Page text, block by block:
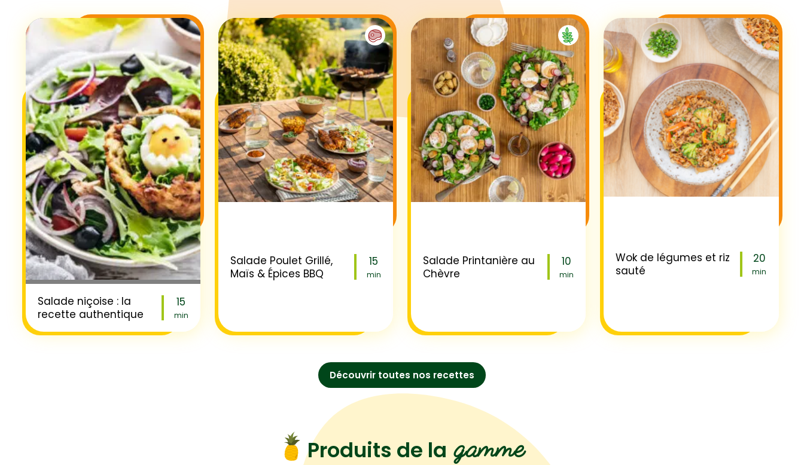
Salade niçoise : la
recette authentique
15
min
Salade Poulet Grillé,
Maïs & Épices BBQ
15
min
Salade Printanière au
Chèvre
10
min
Wok de légumes et riz
sauté
20
min
Découvrir toutes nos recettes
Produits de la gamme